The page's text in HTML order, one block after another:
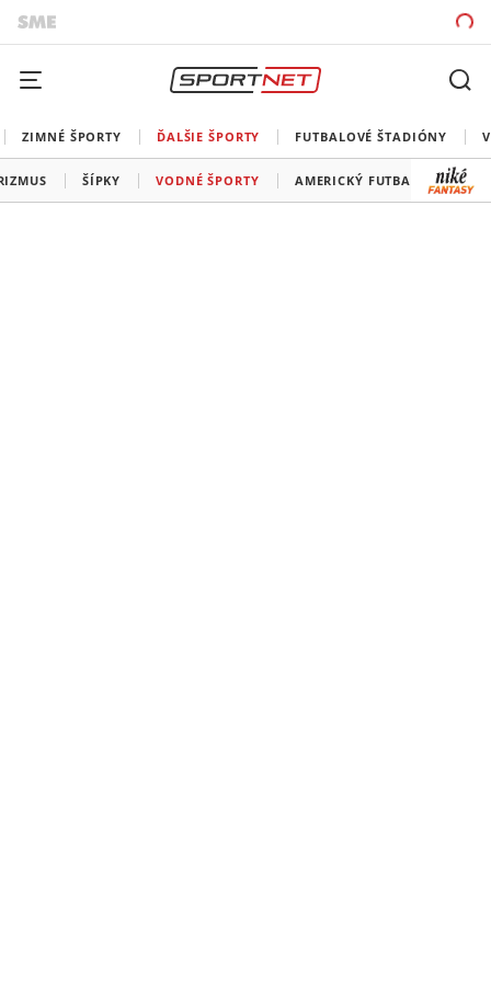
ZIMNÉ ŠPORTY ĎALŠIE ŠPORTY FUTBALOVÉ ŠTADIÓNY
ŠÍPKY VODNÉ ŠPORTY AMERICKÝ FUTBAL